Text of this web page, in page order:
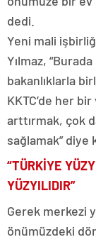
dedi.
Yeni mali
Yılmaz,
bakanlıklarla
KKTC’de her
arttırmak, çok
sağlamak” diye
“TÜRKİYE
YÜZYILIDIR”
Gerek merkezi
önümüzdeki